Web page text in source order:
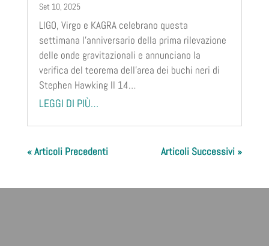
Set 10, 2025
LIGO, Virgo e KAGRA celebrano questa
settimana l’anniversario della prima rilevazione
delle onde gravitazionali e annunciano la
verifica del teorema dell’area dei buchi neri di
Stephen Hawking Il 14…
LEGGI DI PIÙ…
« Articoli Precedenti Articoli Successivi »